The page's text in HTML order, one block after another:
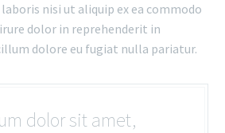
nisi ut aliquip ex ea commodo
dolor in reprehenderit in
dolore eu fugiat nulla pariatur.
dolor sit amet,